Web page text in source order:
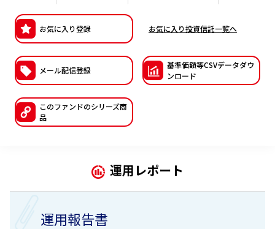
日本版スチュワードシップ・コードへの対応
ESGへの取り組み
議決権行使について
国内株式議決権行使の方針と判断基準
サステナビリティレポート等
お気に入り登録 お気に入り投資信託一覧へ
メール配信登録
基準価額等CSVデータダウ
ンロード
このファンドのシリーズ商
品
運用レポート
運用報告書